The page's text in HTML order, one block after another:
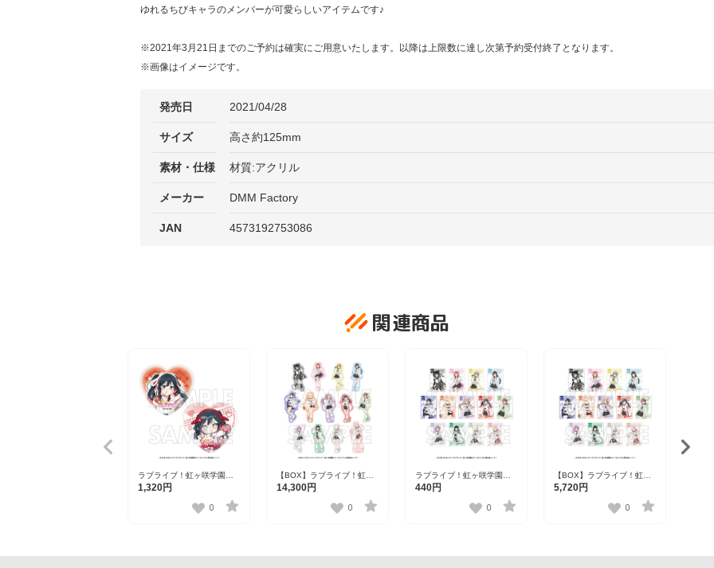
ゆれるちびキャラのメンバーが可愛らしいアイテムです♪
※2021年3月21日までのご予約は確実にご用意いたします。以降は上限数に達し次第予約受付終了となります。
※画像はイメージです。
発売日 2021/04/28
サイズ 高さ約125mm
素材・仕様 材質:アクリル
メーカー DMM Factory
JAN 4573192753086
関連商品
ラブライブ！虹ヶ咲学園ス
クールアイドル同好会 ハー
つ菜【R1 2510】
1,320円
0
【BOX】ラブライブ！虹ヶ
咲学園スクールアイドル同
カー【R1 2510】全26種
14,300円
0
ラブライブ！虹ヶ咲学園ス
クールアイドル同好会 トレ
440円
0
【BOX】ラブライブ！虹ヶ
咲学園スクールアイドル同
イド【R1 2510】全13種
5,720円
0